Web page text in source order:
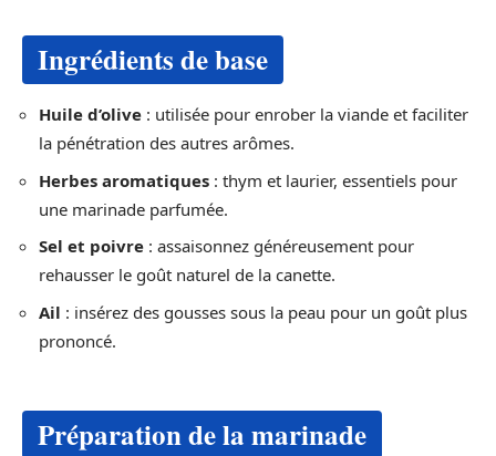
Ingrédients de base
Huile d’olive : utilisée pour enrober la viande et faciliter
la pénétration des autres arômes.
Herbes aromatiques : thym et laurier, essentiels pour
une marinade parfumée.
Sel et poivre : assaisonnez généreusement pour
rehausser le goût naturel de la canette.
Ail : insérez des gousses sous la peau pour un goût plus
prononcé.
Préparation de la marinade